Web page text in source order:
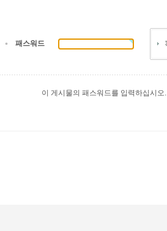
패스워드
이 게시물의 패스워드를 입력하십시오.